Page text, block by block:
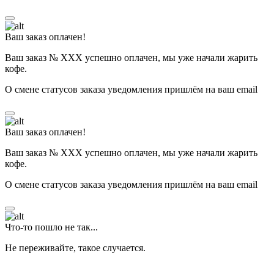
Ваш заказ оплачен!
Ваш заказ № ХХХ успешно оплачен, мы уже начали жарить
кофе.
О смене статусов заказа уведомления пришлём на ваш email
Ваш заказ оплачен!
Ваш заказ № ХХХ успешно оплачен, мы уже начали жарить
кофе.
О смене статусов заказа уведомления пришлём на ваш email
Что-то пошло не так...
Не переживайте, такое случается.